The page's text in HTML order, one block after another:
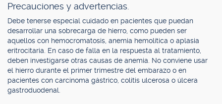
Precauciones y advertencias.
Debe tenerse especial cuidado en pacientes que puedan
desarrollar una sobrecarga de hierro, como pueden ser
aquellos con hemocromatosis, anemia hemolítica o aplasia
eritrocitaria. En caso de falla en la respuesta al tratamiento,
deben investigarse otras causas de anemia. No conviene usar
el hierro durante el primer trimestre del embarazo o en
pacientes con carcinoma gástrico, colitis ulcerosa o úlcera
gastroduodenal.